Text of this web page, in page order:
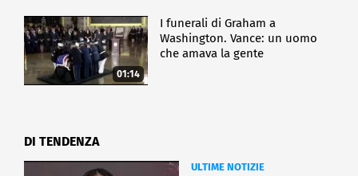
01:14
I funerali di Graham a
Washington. Vance: un uomo
che amava la gente
DI TENDENZA
ULTIME NOTIZIE